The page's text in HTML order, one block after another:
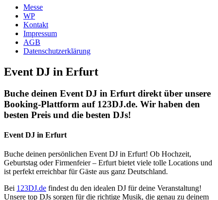
Messe
WP
Kontakt
Impressum
AGB
Datenschutzerklärung
Event DJ in Erfurt
Buche deinen Event DJ in Erfurt direkt über unsere
Booking-Plattform auf 123DJ.de. Wir haben den
besten Preis und die besten DJs!
Event DJ in Erfurt
Buche deinen persönlichen Event DJ in Erfurt! Ob Hochzeit,
Geburtstag oder Firmenfeier – Erfurt bietet viele tolle Locations und
ist perfekt erreichbar für Gäste aus ganz Deutschland.
Bei 123DJ.de findest du den idealen DJ für deine Veranstaltung!
Unsere top DJs sorgen für die richtige Musik, die genau zu deinem